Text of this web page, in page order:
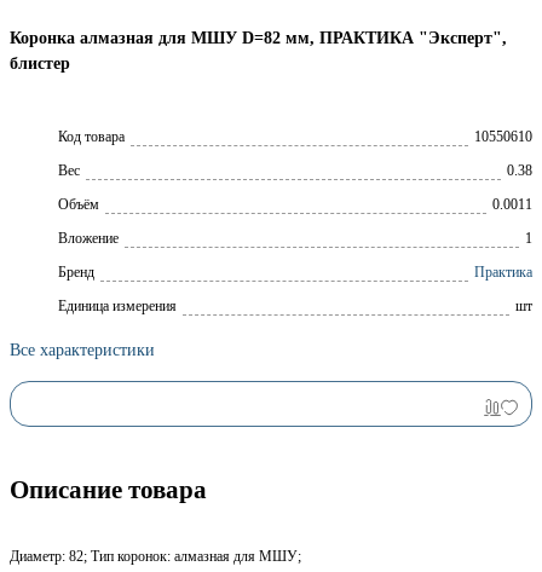
Коронка алмазная для МШУ D=82 мм, ПРАКТИКА "Эксперт",
блистер
Код товара
10550610
Вес
0.38
Объём
0.0011
Вложение
1
Брeнд
Практика
Единица измерения
шт
Все характеристики
Описание товара
Диаметр: 82; Тип коронок: алмазная для МШУ;